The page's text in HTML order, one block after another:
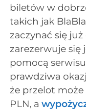
biletów w
takich jak
zaczynać się już
zarezerwuje się
pomocą
prawdziwa
że przelot
PLN, a